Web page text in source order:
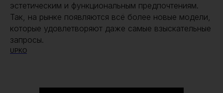
эстетическим и функциональным предпочтениям.
Так, на рынке появляются всё более новые модели,
которые удовлетворяют даже самые взыскательные
запросы.
UPKO